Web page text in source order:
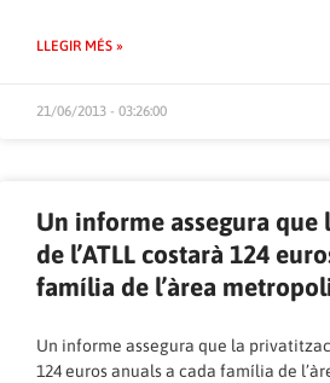
LLEGIR MÉS »
21/06/2013 - 03:26:00
Un informe assegura
de l’ATLL costarà 124
família de l’àrea
Un informe assegura que la
124 euros anuals a cada família de